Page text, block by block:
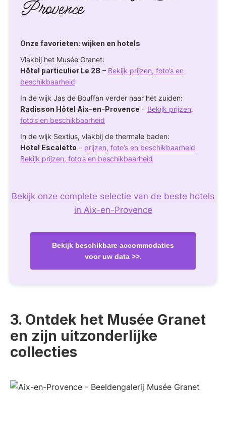
Provence
Onze favorieten: wijken en hotels
Vlakbij het Musée Granet:
Hôtel particulier Le 28 – Bekijk prijzen, foto’s en
beschikbaarheid
In de wijk Jas de Bouffan verder naar het zuiden:
Radisson Hôtel Aix-en-Provence – Bekijk prijzen,
foto’s en beschikbaarheid
In de wijk Sextius, vlakbij de thermale baden:
Hotel Escaletto – prijzen, foto’s en beschikbaarheid
Bekijk prijzen, foto’s en beschikbaarheid
Bekijk onze complete selectie van de beste hotels
in Aix-en-Provence
Bekijk beschikbare accommodaties
voor uw data >>.
3. Ontdek het Musée Granet
en zijn uitzonderlijke
collecties